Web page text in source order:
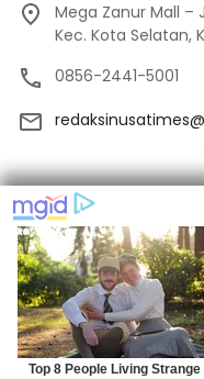
Mega Zanur Mall –
Kec. Kota Selatan,
0856-2441-5001
Tentang Kami
Privacy
Indeks
© 2024Nusatimes.id